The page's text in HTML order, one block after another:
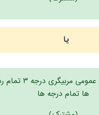
یا
دروس تئوری عمومی
ها تمام درجه ها